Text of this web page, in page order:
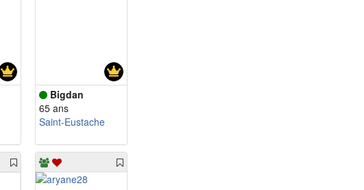
Bigdan
65 ans
Saint-Eustache